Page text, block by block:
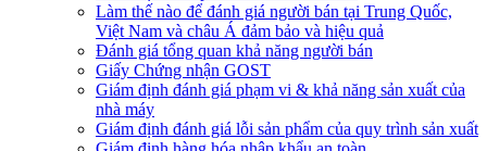
Làm thế nào để đánh giá người bán tại Trung Quốc,
Việt Nam và châu Á đảm bảo và hiệu quả
Đánh giá tổng quan khả năng người bán
Giấy Chứng nhận GOST
Giám định đánh giá phạm vi & khả năng sản xuất của
nhà máy
Giám định đánh giá lỗi sản phẩm của quy trình sản xuất